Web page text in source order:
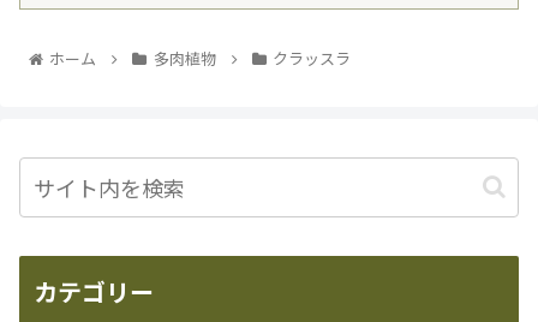
ホーム 多肉植物 クラッスラ
カテゴリー